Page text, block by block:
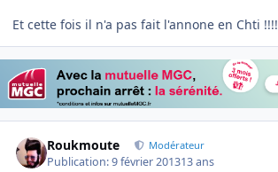
Et cette fois il n'a pas fait l'annone en Chti !!!!
Roukmoute Modérateur
Publication:9 février 201313 ans